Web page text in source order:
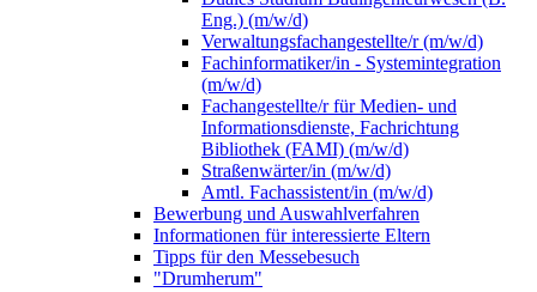
Eng.) (m/w/d)
Verwaltungsfachangestellte/r (m/w/d)
Fachinformatiker/in - Systemintegration
(m/w/d)
Fachangestellte/r für Medien- und
Informationsdienste, Fachrichtung
Bibliothek (FAMI) (m/w/d)
Straßenwärter/in (m/w/d)
Amtl. Fachassistent/in (m/w/d)
Bewerbung und Auswahlverfahren
Informationen für interessierte Eltern
Tipps für den Messebesuch
"Drumherum"